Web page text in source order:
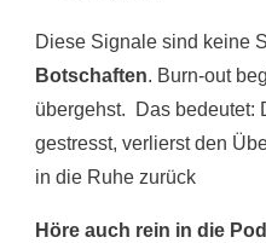
Diese Signale sind keine
Botschaften. Burn-out
übergehst. Das bedeutet:
gestresst, verlierst den
in die Ruhe zurück
Höre auch rein in die